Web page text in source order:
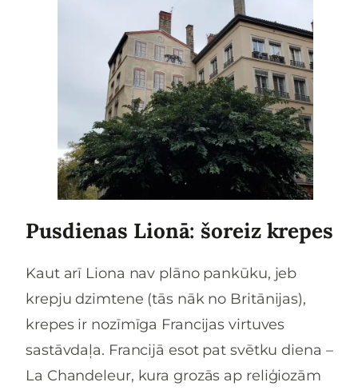
Pusdienas Lionā: šoreiz krepes
Kaut arī Liona nav plāno pankūku, jeb
krepju dzimtene (tās nāk no Britānijas),
krepes ir nozīmīga Francijas virtuves
sastāvdaļa. Francijā esot pat svētku diena –
La Chandeleur, kura grozās ap reliģiozām